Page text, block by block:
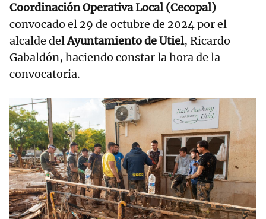
Coordinación Operativa Local (Cecopal)
convocado el 29 de octubre de 2024 por el
alcalde delAyuntamiento de Utiel, Ricardo
Gabaldón, haciendo constar la hora de la
convocatoria.